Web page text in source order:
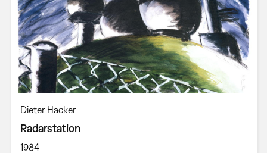
Dieter Hacker
Radarstation
1984